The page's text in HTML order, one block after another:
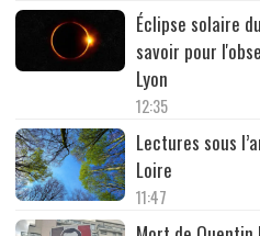
Éclipse solaire
savoir pour
Lyon
12:35
Lectures sous
Loire
11:47